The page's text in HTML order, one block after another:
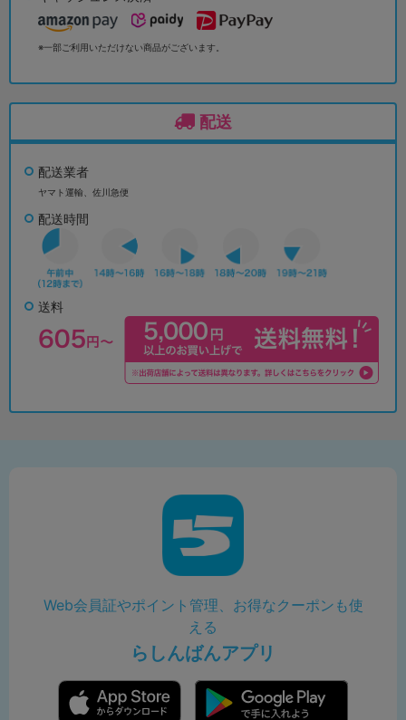
※一部ご利用いただけない商品がございます。
配送
配送業者
ヤマト運輸、佐川急便
配送時間
送料
Web会員証やポイント管理、お得なクーポンも使
える
らしんばんアプリ